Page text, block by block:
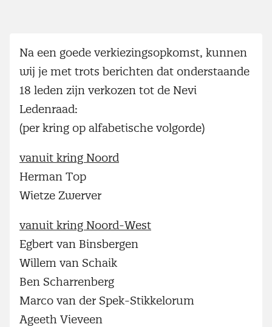
Na een goede verkiezingsopkomst, kunnen
wij je met trots berichten dat onderstaande
18 leden zijn verkozen tot de Nevi
Ledenraad:
(per kring op alfabetische volgorde)
vanuit kring Noord
Herman Top
Wietze Zwerver
vanuit kring Noord-West
Egbert van Binsbergen
Willem van Schaik
Ben Scharrenberg
Marco van der Spek-Stikkelorum
Ageeth Vieveen